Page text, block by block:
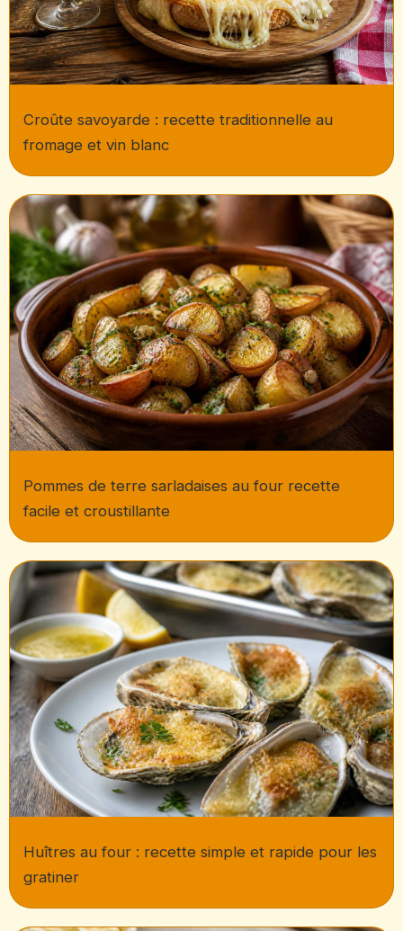
Croûte savoyarde : recette traditionnelle au
fromage et vin blanc
Pommes de terre sarladaises au four recette
facile et croustillante
Huîtres au four : recette simple et rapide pour les
gratiner